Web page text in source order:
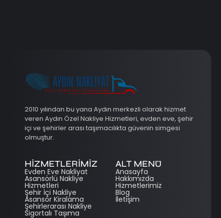
2010 yılından bu yana Aydın merkezli olarak hizmet
veren Aydın Özel Nakliye Hizmetleri, evden eve, şehir
içi ve şehirler arası taşımacılıkta güvenin simgesi
olmuştur.
HİZMETLERİMİZ
Evden Eve Nakliyat
Asansörlü Nakliye
Hizmetleri
Şehir İçi Nakliye
Asansör Kiralama
Şehirlerarası Nakliye
Sigortalı Taşıma
ALT MENÜ
Anasayfa
Hakkımızda
Hizmetlerimiz
Blog
İletişim